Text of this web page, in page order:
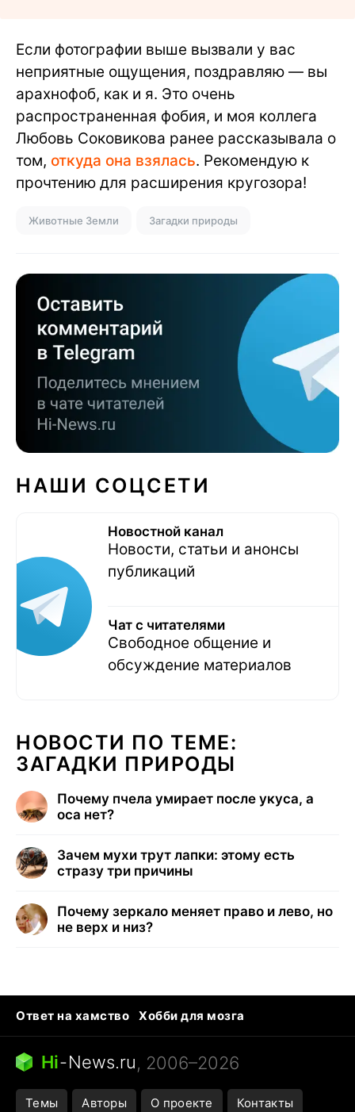
Если фотографии выше вызвали у вас
неприятные ощущения, поздравляю — вы
арахнофоб, как и я. Это очень
распространенная фобия, и моя коллега
Любовь Соковикова ранее рассказывала о
том, откуда она взялась. Рекомендую к
прочтению для расширения кругозора!
Животные Земли Загадки природы
НАШИ СОЦСЕТИ
Новостной канал
Новости, статьи и анонсы
публикаций
Чат с читателями
Свободное общение и
обсуждение материалов
НОВОСТИ ПО ТЕМЕ:
ЗАГАДКИ ПРИРОДЫ
Почему пчела умирает после укуса, а
оса нет?
Зачем мухи трут лапки: этому есть
стразу три причины
Почему зеркало меняет право и лево, но
не верх и низ?
Ответ на хамство
Хобби для мозга
Бензин 100 и 95
Тунцы в океанариуме
Следующая пандемия
Hi-News.ru, 2006–2026
Темы Авторы О проекте Контакты